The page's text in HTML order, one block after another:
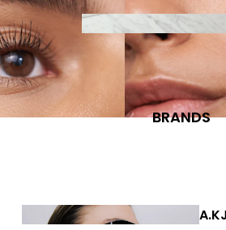
COSMETICS
BRANDS